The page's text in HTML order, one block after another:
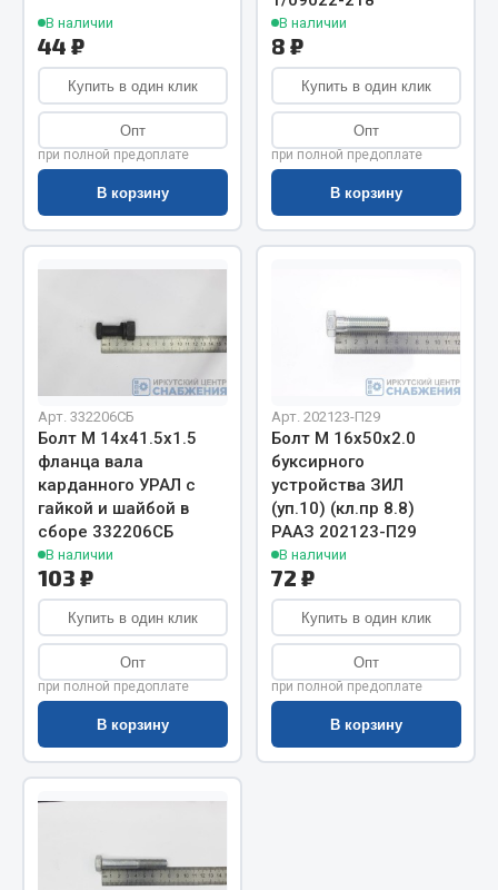
Цепи подъёмные
Весь раздел
РТИ
Манжеты
Патрубки
Прокладки
Рукава высокого давления
Показать ещё
Весь раздел
Автомобильная электрика
Автолампы
Вилки нагрузочные
Выключатели кнопочные
Изолента
В наличии
44 ₽
Купить в один клик
Опт
при полной предоплате
В корзину
В наличии
8 ₽
Купить в один клик
Опт
при полной предоплате
В корзину
Арт. 332206СБ
Болт М 14х41.5х1.5
фланца вала
карданного УРАЛ с
гайкой и шайбой в
сборе 332206СБ
В наличии
103 ₽
Купить в один клик
Опт
при полной предоплате
В корзину
Арт. 202123-П29
Болт М 16х50х2.0
буксирного
устройства ЗИЛ
(уп.10) (кл.пр 8.8)
РААЗ 202123-П29
В наличии
72 ₽
Купить в один клик
Опт
при полной предоплате
В корзину